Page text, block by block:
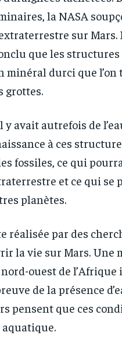
la NASA
sur Mars.
que les
minéral durci que l’on
grottes.
avait autrefois de
à ces
fossiles, ce qui
et ce qui se
planètes.
réalisée par des
la vie sur Mars. Une
ouest de l’Afrique
de la présence
pensent que ces